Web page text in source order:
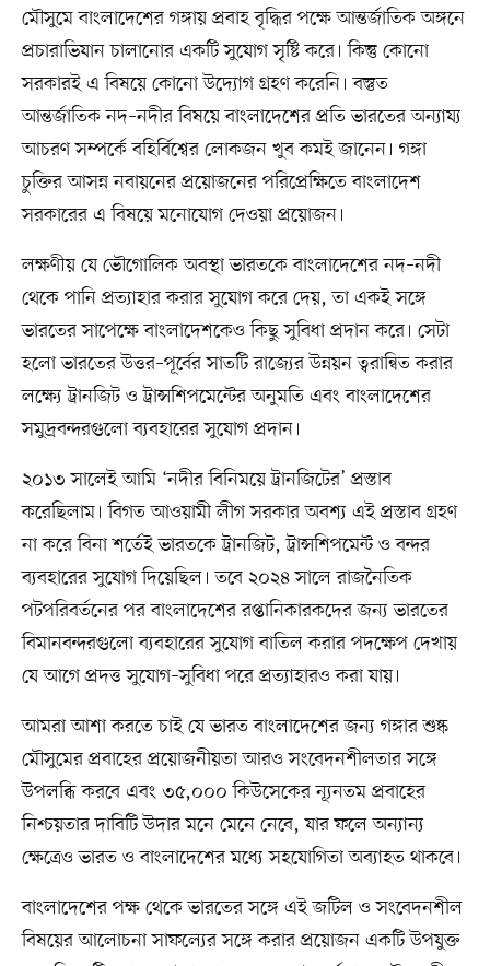
মৌসুমে বাংলাদেশের গঙ্গায় প্রবাহ বৃদ্ধির পক্ষে আন্তর্জাতিক অঙ্গনে
প্রচারাভিযান চালানোর একটি সুযোগ সৃষ্টি করে। কিন্তু কোনো
সরকারই এ বিষয়ে কোনো উদ্যোগ গ্রহণ করেনি। বস্তুত
আন্তর্জাতিক নদ–নদীর বিষয়ে বাংলাদেশের প্রতি ভারতের অন্যায্য
আচরণ সম্পর্কে বহির্বিশ্বের লোকজন খুব কমই জানেন। গঙ্গা
চুক্তির আসন্ন নবায়নের প্রয়োজনের পরিপ্রেক্ষিতে বাংলাদেশ
সরকারের এ বিষয়ে মনোযোগ দেওয়া প্রয়োজন।
লক্ষণীয় যে ভৌগোলিক অবস্থা ভারতকে বাংলাদেশের নদ–নদী
থেকে পানি প্রত্যাহার করার সুযোগ করে দেয়, তা একই সঙ্গে
ভারতের সাপেক্ষে বাংলাদেশকেও কিছু সুবিধা প্রদান করে। সেটা
হলো ভারতের উত্তর–পূর্বের সাতটি রাজ্যের উন্নয়ন ত্বরান্বিত করার
লক্ষ্যে ট্রানজিট ও ট্রান্সশিপমেন্টের অনুমতি এবং বাংলাদেশের
সমুদ্রবন্দরগুলো ব্যবহারের সুযোগ প্রদান।
২০১৩ সালেই আমি ‘নদীর বিনিময়ে ট্রানজিটের’ প্রস্তাব
করেছিলাম। বিগত আওয়ামী লীগ সরকার অবশ্য এই প্রস্তাব গ্রহণ
না করে বিনা শর্তেই ভারতকে ট্রানজিট, ট্রান্সশিপমেন্ট ও বন্দর
ব্যবহারের সুযোগ দিয়েছিল। তবে ২০২৪ সালে রাজনৈতিক
পটপরিবর্তনের পর বাংলাদেশের রপ্তানিকারকদের জন্য ভারতের
বিমানবন্দরগুলো ব্যবহারের সুযোগ বাতিল করার পদক্ষেপ দেখায়
যে আগে প্রদত্ত সুযোগ–সুবিধা পরে প্রত্যাহারও করা যায়।
আমরা আশা করতে চাই যে ভারত বাংলাদেশের জন্য গঙ্গার শুষ্ক
মৌসুমের প্রবাহের প্রয়োজনীয়তা আরও সংবেদনশীলতার সঙ্গে
উপলব্ধি করবে এবং ৩৫,০০০ কিউসেকের ন্যূনতম প্রবাহের
নিশ্চয়তার দাবিটি উদার মনে মেনে নেবে, যার ফলে অন্যান্য
ক্ষেত্রেও ভারত ও বাংলাদেশের মধ্যে সহযোগিতা অব্যাহত থাকবে।
বাংলাদেশের পক্ষ থেকে ভারতের সঙ্গে এই জটিল ও সংবেদনশীল
বিষয়ের আলোচনা সাফল্যের সঙ্গে করার প্রয়োজন একটি উপযুক্ত